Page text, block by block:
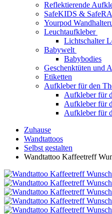
Reflektierende
SafeKIDS &
Yourpod
Leuchtaufkleber
Lichtschalter
Babywelt
Babybodies
Geschenktüten und
Etiketten
Aufkleber für den
Aufkleber für
Aufkleber für
Aufkleber für
Zuhause
Wandtattoos
Selbst gestalten
Wandtattoo Kaffeetreff